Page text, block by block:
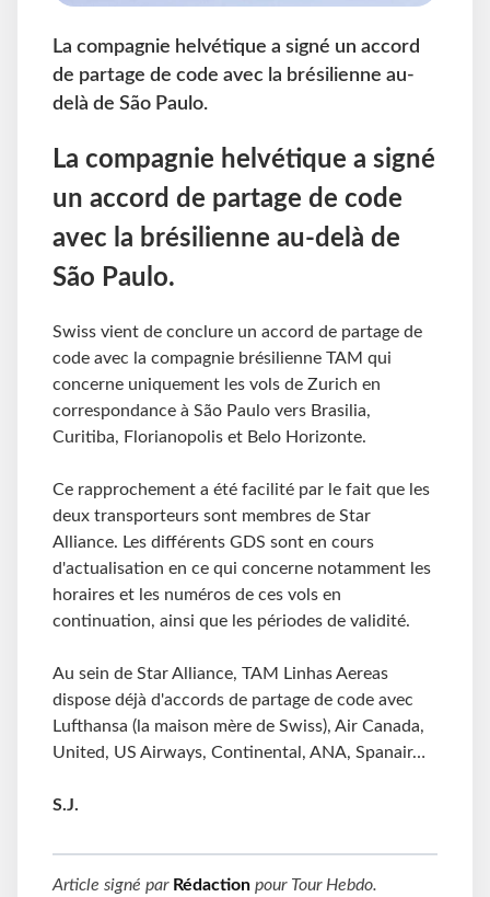
La compagnie helvétique a signé un accord
de partage de code avec la brésilienne au-
delà de São Paulo.
La compagnie helvétique a signé
un accord de partage de code
avec la brésilienne au-delà de
São Paulo.
Swiss vient de conclure un accord de partage de
code avec la compagnie brésilienne TAM qui
concerne uniquement les vols de Zurich en
correspondance à São Paulo vers Brasilia,
Curitiba, Florianopolis et Belo Horizonte.
Ce rapprochement a été facilité par le fait que les
deux transporteurs sont membres de Star
Alliance. Les différents GDS sont en cours
d'actualisation en ce qui concerne notamment les
horaires et les numéros de ces vols en
continuation, ainsi que les périodes de validité.
Au sein de Star Alliance, TAM Linhas Aereas
dispose déjà d'accords de partage de code avec
Lufthansa (la maison mère de Swiss), Air Canada,
United, US Airways, Continental, ANA, Spanair…
S.J.
Article signé par Rédaction pour Tour Hebdo.